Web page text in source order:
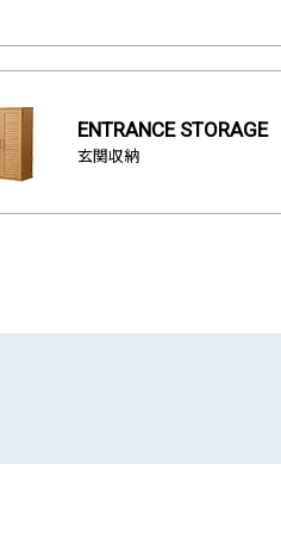
ENTRANCE STORAGE
玄関収納